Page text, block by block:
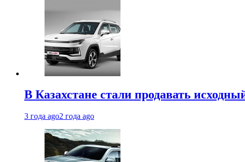
В Казахстане стали продавать
3 года ago2 года ago